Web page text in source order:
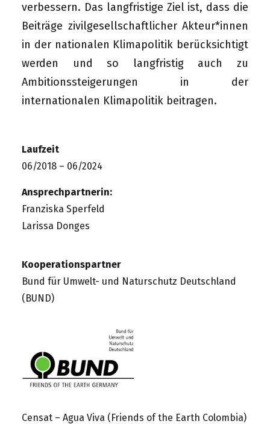
verbessern. Das langfristige Ziel ist, dass die
Beiträge zivilgesellschaftlicher Akteur*innen
in der nationalen Klimapolitik berücksichtigt
werden und so langfristig auch zu
Ambitionssteigerungen in der
internationalen Klimapolitik beitragen.
Laufzeit
06/2018 – 06/2024
Ansprechpartnerin:
Franziska Sperfeld
Larissa Donges
Kooperationspartner
Bund für Umwelt- und Naturschutz Deutschland
(BUND)
Censat – Agua Viva (Friends of the Earth Colombia)